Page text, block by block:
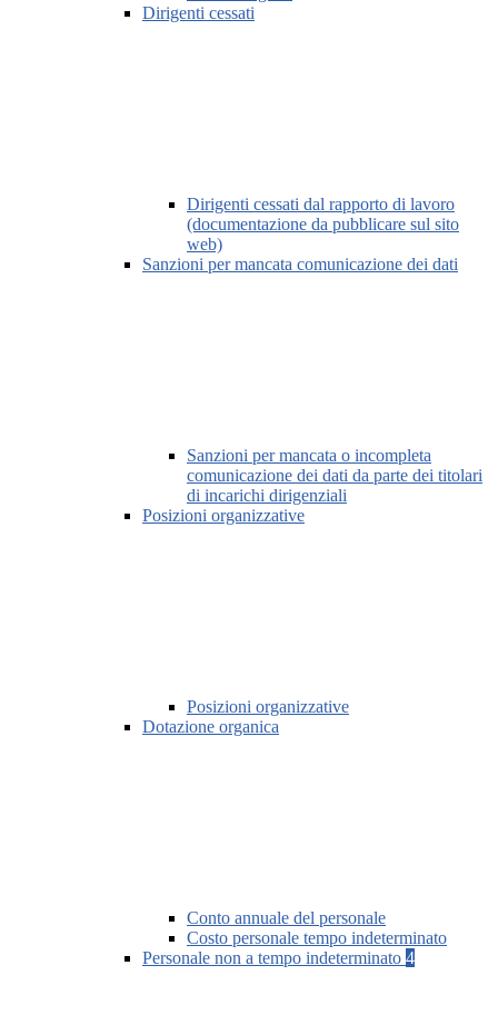
Dirigenti cessati
Dirigenti cessati dal rapporto di lavoro
(documentazione da pubblicare sul sito
web)
Sanzioni per mancata comunicazione dei dati
Sanzioni per mancata o incompleta
comunicazione dei dati da parte dei titolari
di incarichi dirigenziali
Posizioni organizzative
Posizioni organizzative
Dotazione organica
Conto annuale del personale
Costo personale tempo indeterminato
Personale non a tempo indeterminato 4